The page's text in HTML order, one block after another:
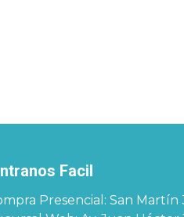
Facil​​​
Presencial: San Martín